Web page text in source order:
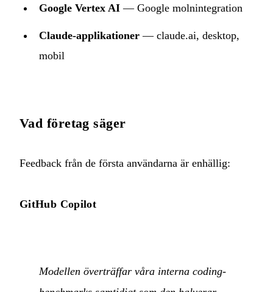
Google Vertex AI — Google molnintegration
Claude-applikationer — claude.ai, desktop,
mobil
Vad företag säger
Feedback från de första användarna är enhällig:
GitHub Copilot
Modellen överträffar våra interna coding-